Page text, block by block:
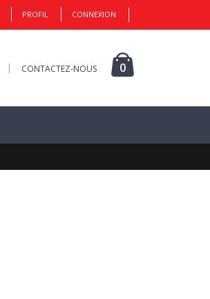
PROFIL CONNEXION
CONTACTEZ-NOUS 0